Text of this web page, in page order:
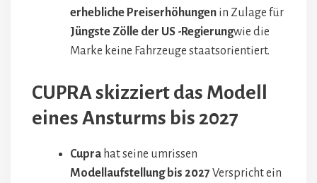
erhebliche Preiserhöhungen in Zulage für
Jüngste Zölle der US -Regierungwie die
Marke keine Fahrzeuge staatsorientiert.
CUPRA skizziert das Modell
eines Ansturms bis 2027
Cupra hat seine umrissen
Modellaufstellung bis 2027 Verspricht ein